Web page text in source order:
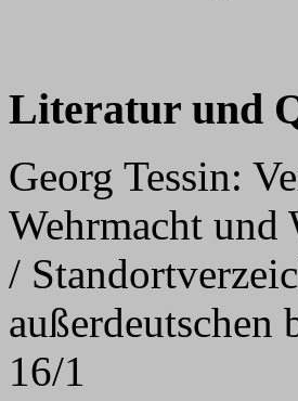
Literatur und
Georg Tessin:
Wehrmacht
/
16/1